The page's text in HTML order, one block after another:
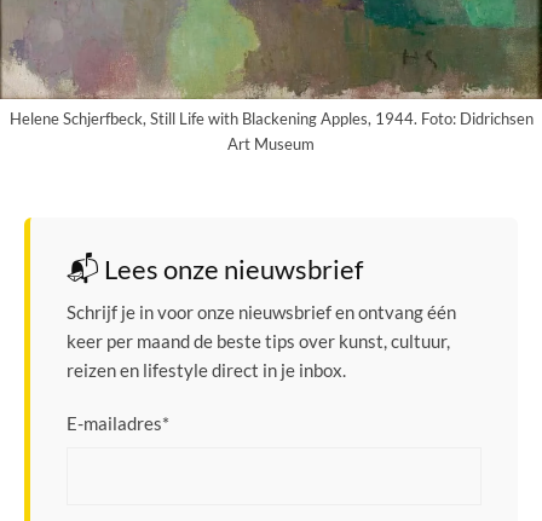
Helene Schjerfbeck, Still Life with Blackening Apples, 1944. Foto: Didrichsen
Art Museum
📬 Lees onze nieuwsbrief
Schrijf je in voor onze nieuwsbrief en ontvang één
keer per maand de beste tips over kunst, cultuur,
reizen en lifestyle direct in je inbox.
E-mailadres*